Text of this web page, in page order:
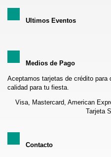
Ultimos Eventos
Medios de Pago
Aceptamos tarjetas de crédito para
calidad para tu fiesta.
Visa, Mastercard, American
Tarjeta
Contacto